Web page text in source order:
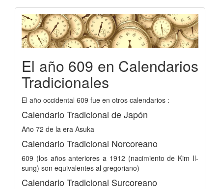
El año 609 en Calendarios
Tradicionales
El año occidental 609 fue en otros calendarios :
Calendario Tradicional de Japón
Año 72 de la era Asuka
Calendario Tradicional Norcoreano
609 (los años anteriores a 1912 (nacimiento de Kim Il-
sung) son equivalentes al gregoriano)
Calendario Tradicional Surcoreano